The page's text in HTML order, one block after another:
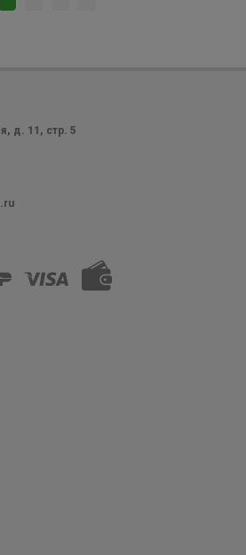
д. 11, стр. 5